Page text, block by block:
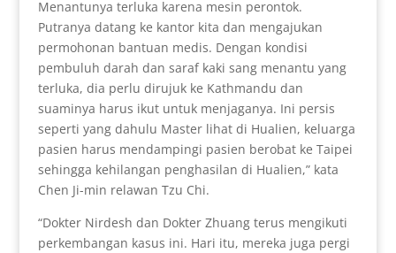
Menantunya terluka karena mesin perontok.
Putranya datang ke kantor kita dan mengajukan
permohonan bantuan medis. Dengan kondisi
pembuluh darah dan saraf kaki sang menantu yang
terluka, dia perlu dirujuk ke Kathmandu dan
suaminya harus ikut untuk menjaganya. Ini persis
seperti yang dahulu Master lihat di Hualien, keluarga
pasien harus mendampingi pasien berobat ke Taipei
sehingga kehilangan penghasilan di Hualien,” kata
Chen Ji-min relawan Tzu Chi.
“Dokter Nirdesh dan Dokter Zhuang terus mengikuti
perkembangan kasus ini. Hari itu, mereka juga pergi